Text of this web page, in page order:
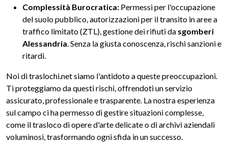
Complessità Burocratica: Permessi per l'occupazione
del suolo pubblico, autorizzazioni per il transito in aree a
traffico limitato (ZTL), gestione dei rifiuti da sgomberi
Alessandria. Senza la giusta conoscenza, rischi sanzioni e
ritardi.
Noi di traslochi.net siamo l'antidoto a queste preoccupazioni.
Ti proteggiamo da questi rischi, offrendoti un servizio
assicurato, professionale e trasparente. La nostra esperienza
sul campo ci ha permesso di gestire situazioni complesse,
come il trasloco di opere d'arte delicate o di archivi aziendali
voluminosi, trasformando ogni sfida in un successo.